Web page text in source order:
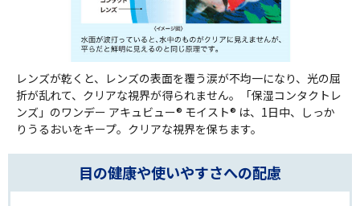
レンズが乾くと、レンズの表面を覆う涙が不均一になり、光の屈
折が乱れて、クリアな視界が得られません。「保湿コンタクトレ
ンズ」のワンデー アキュビュー® モイスト® は、1日中、しっか
りうるおいをキープ。クリアな視界を保ちます。
目の健康や使いやすさへの配慮